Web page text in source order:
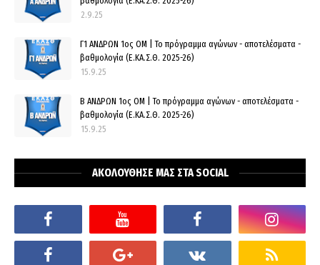
2.9.25
Γ1 ΑΝΔΡΩΝ 1ος ΟΜ | Το πρόγραμμα αγώνων - αποτελέσματα -
βαθμολογία (Ε.ΚΑ.Σ.Θ. 2025-26)
15.9.25
Β ΑΝΔΡΩΝ 1ος ΟΜ | Το πρόγραμμα αγώνων - αποτελέσματα -
βαθμολογία (Ε.ΚΑ.Σ.Θ. 2025-26)
15.9.25
ΑΚΟΛΟΥΘΗΣΕ ΜΑΣ ΣΤΑ SOCIAL